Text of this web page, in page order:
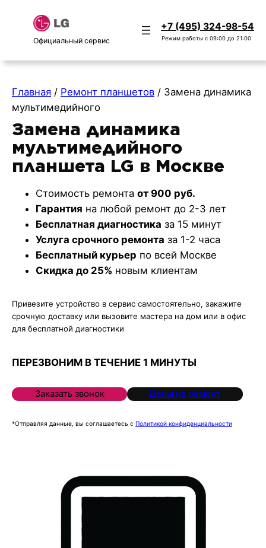
Официальный сервис
+7 (495) 324-98-54
Режим работы с 09:00 до 21:00
Главная / Ремонт планшетов / Замена динамика
мультимедийного
Замена динамика
мультимедийного
планшета LG в Москве
Стоимость ремонта от 900 руб.
Гарантия на любой ремонт до 2-3 лет
Бесплатная диагностика за 15 минут
Услуга срочного ремонта за 1-2 часа
Бесплатный курьер по всей Москве
Скидка до 25% новым клиентам
Привезите устройство в сервис самостоятельно, закажите
срочную доставку или вызовите мастера на дом или в офис
для бесплатной диагностики
ПЕРЕЗВОНИМ В ТЕЧЕНИЕ 1 МИНУТЫ
Заказать звонок Цены на ремонт
*Отправляя данные, вы соглашаетесь с Политикой конфиденциальности